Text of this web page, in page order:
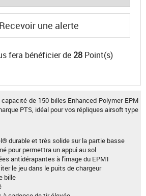
Recevoir une alerte
fera bénéficier de 28Point(s)
de 150 billes Enhanced Polymer EPM
PTS, idéal pour vos répliques airsoft type
durable et très solide sur la partie basse
pour permettra un appui au sol
antidérapantes à l'image du EPM1
le jeu dans le puits de chargeur
bille